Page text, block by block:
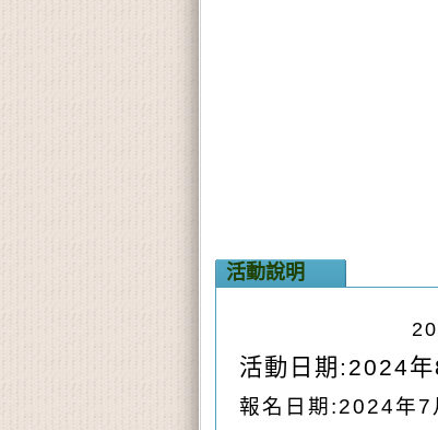
活動說明
活動日期:2024年
報名日期:2024年